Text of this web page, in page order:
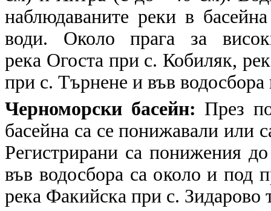
наблюдаваните реки в
води. Около прага за
река Огоста при с. Кобиляк,
при с. Търнене и във водосбора
Черноморски басейн: През
басейна са се понижавали или
Регистрирани са понижения
във водосбора са около и под
река Факийска при с. Зидарово